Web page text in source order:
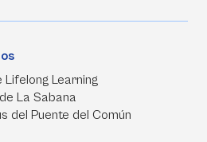
Learning
La Sabana
del Puente del Común